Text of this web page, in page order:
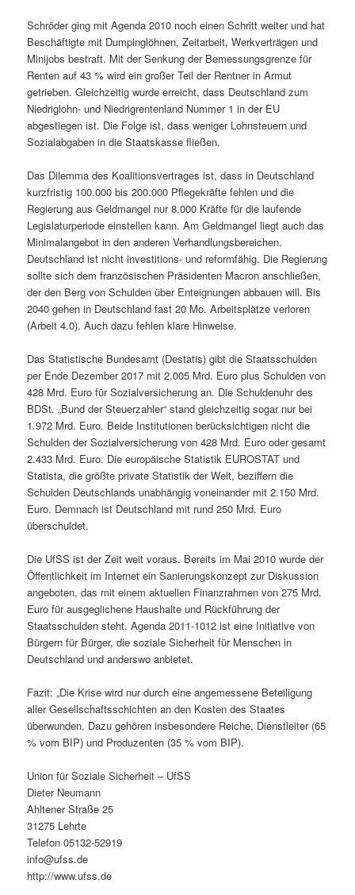
Schröder ging mit Agenda 2010 noch einen Schritt weiter und hat
Beschäftigte mit Dumpinglöhnen, Zeitarbeit, Werkverträgen und
Minijobs bestraft. Mit der Senkung der Bemessungsgrenze für
Renten auf 43 % wird ein großer Teil der Rentner in Armut
getrieben. Gleichzeitig wurde erreicht, dass Deutschland zum
Niedriglohn- und Niedrigrentenland Nummer 1 in der EU
abgestiegen ist. Die Folge ist, dass weniger Lohnsteuern und
Sozialabgaben in die Staatskasse fließen.
Das Dilemma des Koalitionsvertrages ist, dass in Deutschland
kurzfristig 100.000 bis 200.000 Pflegekräfte fehlen und die
Regierung aus Geldmangel nur 8.000 Kräfte für die laufende
Legislaturperiode einstellen kann. Am Geldmangel liegt auch das
Minimalangebot in den anderen Verhandlungsbereichen.
Deutschland ist nicht investitions- und reformfähig. Die Regierung
sollte sich dem französischen Präsidenten Macron anschließen,
der den Berg von Schulden über Enteignungen abbauen will. Bis
2040 gehen in Deutschland fast 20 Mo. Arbeitsplätze verloren
(Arbeit 4.0). Auch dazu fehlen klare Hinweise.
Das Statistische Bundesamt (Destatis) gibt die Staatsschulden
per Ende Dezember 2017 mit 2.005 Mrd. Euro plus Schulden von
428 Mrd. Euro für Sozialversicherung an. Die Schuldenuhr des
BDSt. „Bund der Steuerzahler“ stand gleichzeitig sogar nur bei
1.972 Mrd. Euro. Beide Institutionen berücksichtigen nicht die
Schulden der Sozialversicherung von 428 Mrd. Euro oder gesamt
2.433 Mrd. Euro. Die europäische Statistik EUROSTAT und
Statista, die größte private Statistik der Welt, beziffern die
Schulden Deutschlands unabhängig voneinander mit 2.150 Mrd.
Euro. Demnach ist Deutschland mit rund 250 Mrd. Euro
überschuldet.
Die UfSS ist der Zeit weit voraus. Bereits im Mai 2010 wurde der
Öffentlichkeit im Internet ein Sanierungskonzept zur Diskussion
angeboten, das mit einem aktuellen Finanzrahmen von 275 Mrd.
Euro für ausgeglichene Haushalte und Rückführung der
Staatsschulden steht. Agenda 2011-1012 ist eine Initiative von
Bürgern für Bürger, die soziale Sicherheit für Menschen in
Deutschland und anderswo anbietet.
Fazit: „Die Krise wird nur durch eine angemessene Beteiligung
aller Gesellschaftsschichten an den Kosten des Staates
überwunden. Dazu gehören insbesondere Reiche, Dienstleiter (65
% vom BIP) und Produzenten (35 % vom BIP).
Union für Soziale Sicherheit – UfSS
Dieter Neumann
Ahltener Straße 25
31275 Lehrte
Telefon 05132-52919
info@ufss.de
http://www.ufss.de